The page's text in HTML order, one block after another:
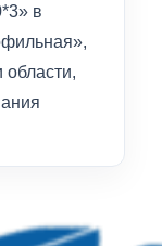
в
области,